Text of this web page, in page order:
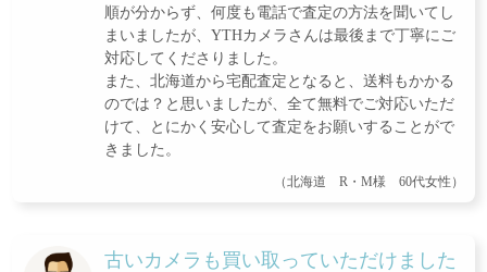
順が分からず、何度も電話で査定の方法を聞いてし
まいましたが、YTHカメラさんは最後まで丁寧にご
対応してくださりました。
また、北海道から宅配査定となると、送料もかかる
のでは？と思いましたが、全て無料でご対応いただ
けて、とにかく安心して査定をお願いすることがで
きました。
（北海道 R・M様 60代女性）
古いカメラも買い取っていただけました